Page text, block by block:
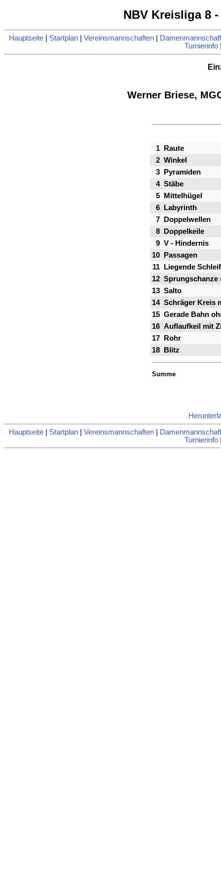
NBV Kreisliga 8
Hauptseite| Startplan| Vereinsmannschaften|
Turnierinfo
Werner Briese,
1
Raute
2 Winkel
3
Pyramiden
4 Stäbe
5
Mittelhügel
6
Labyrinth
7
Doppelwellen
8
Doppelkeile
9 V - Hindernis
10
Passagen
11
Liegende
12 Sprungschanze
13 Salto
14 Schräger Kreis
15 Gerade Bahn
16 Auflaufkeil mit
17
Rohr
18
Blitz
Summe
Hauptseite| Startplan| Vereinsmannschaften|
Turnierinfo